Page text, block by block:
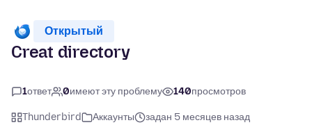
Открытый
Creat directory
1ответ 0имеют эту проблему 140просмотров
Thunderbird Аккаунты
задан 5 месяцев назад